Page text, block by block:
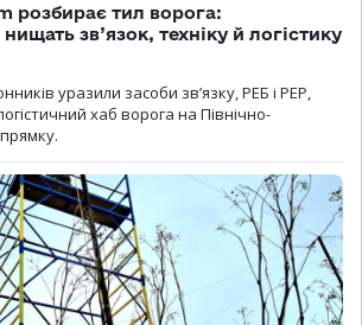
розбирає тил ворога:
зв’язок, техніку й логістику
уразили засоби зв’язку, РЕБ і РЕР,
хаб ворога на Північно-